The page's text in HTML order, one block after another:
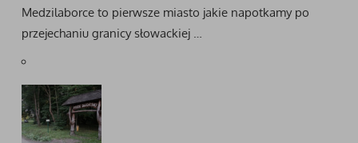
Medzilaborce to pierwsze miasto jakie napotkamy po
przejechaniu granicy słowackiej …